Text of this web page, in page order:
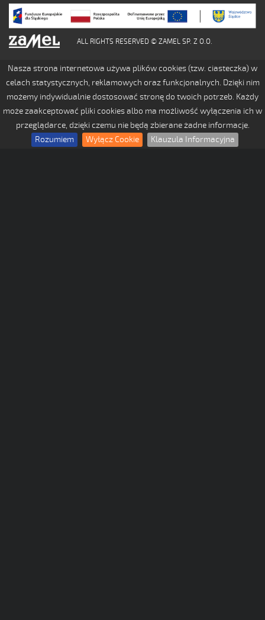
ALL RIGHTS RESERVED © ZAMEL SP. Z O.O.
Nasza strona internetowa używa plików cookies (tzw. ciasteczka) w
celach statystycznych, reklamowych oraz funkcjonalnych. Dzięki nim
możemy indywidualnie dostosować stronę do twoich potrzeb. Każdy
może zaakceptować pliki cookies albo ma możliwość wyłączenia ich w
przeglądarce, dzięki czemu nie będą zbierane żadne informacje.
Rozumiem
Wyłącz Cookie Klauzula Informacyjna